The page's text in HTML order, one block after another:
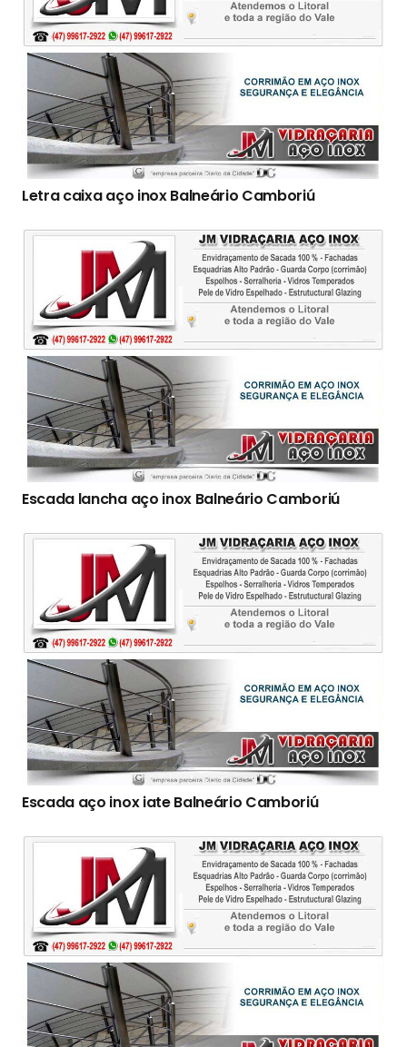
Letra caixa aço inox Balneário Camboriú
Escada lancha aço inox Balneário Camboriú
Escada aço inox iate Balneário Camboriú